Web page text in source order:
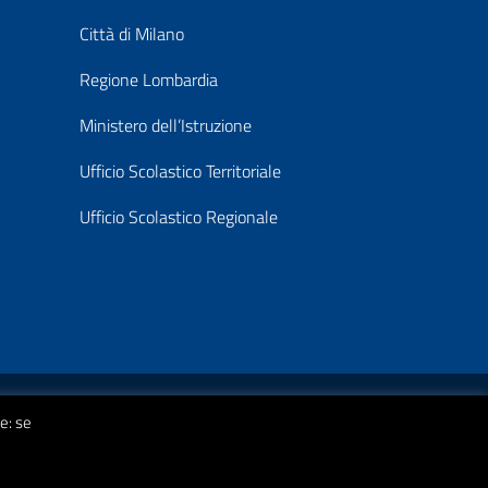
Città di Milano
Regione Lombardia
Ministero dell’Istruzione
Ufficio Scolastico Territoriale
Ufficio Scolastico Regionale
se